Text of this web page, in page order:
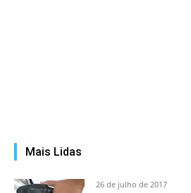
Mais Lidas
26 de julho de 2017